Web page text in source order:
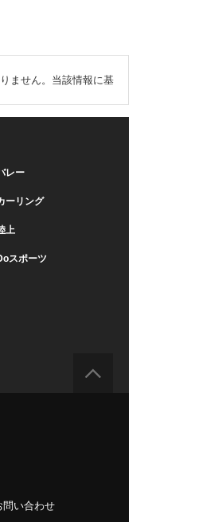
ません。当該情報に基
レー
ーリング
上
スポーツ
問い合わせ